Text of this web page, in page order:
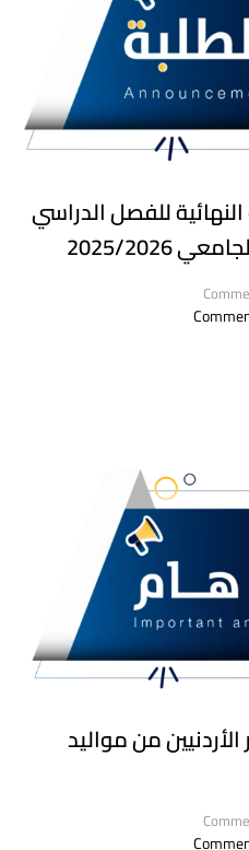
للفصل الدراسي
2025/2026
من مواليد